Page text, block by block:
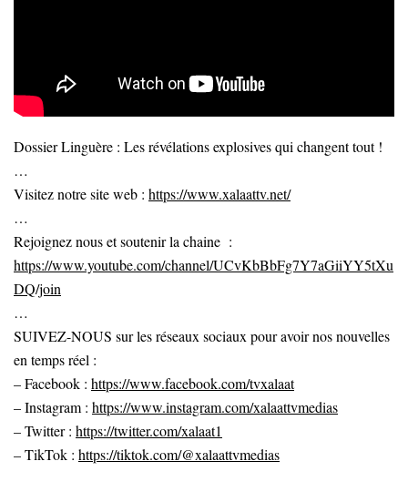
Dossier Linguère : Les révélations explosives qui changent tout !
…
Visitez notre site web : https://www.xalaattv.net/
…
Rejoignez nous et soutenir la chaine :
https://www.youtube.com/channel/UCvKbBbFg7Y7aGiiYY5tXu
DQ/join
…
SUIVEZ-NOUS sur les réseaux sociaux pour avoir nos nouvelles
en temps réel :
– Facebook : https://www.facebook.com/tvxalaat
– Instagram : https://www.instagram.com/xalaattvmedias
– Twitter : https://twitter.com/xalaat1
– TikTok : https://tiktok.com/@xalaattvmedias